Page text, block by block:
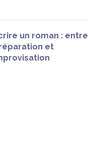
un roman : entre
et